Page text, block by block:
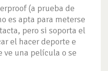
(a prueba de
es apta para meterse
pero si soporta el
el hacer deporte e
ve una película o se